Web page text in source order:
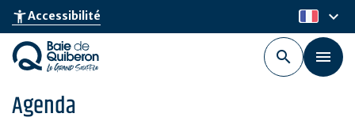
Aller
au
contenu
principal
accessibility_newAccessibilité fr
keyboard_arrow_down
Agenda